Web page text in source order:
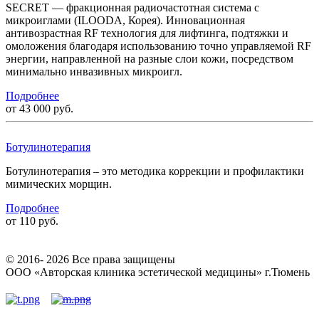
SECRET — фракционная радиочастотная система с
микроиглами (ILOODA, Корея). Инновационная
антивозрастная RF технология для лифтинга, подтяжки и
омоложения благодаря использованию точно управляемой RF
энергии, направленной на разные слои кожи, посредством
минимально инвазивных микроигл.
Подробнее
от 43 000 руб.
Ботулинотерапия
Ботулинотерапия – это методика коррекции и профилактики
мимических морщин.
Подробнее
от 110 руб.
© 2016- 2026 Все права защищены
ООО «Авторская клиника эстетической медицины» г.Тюмень